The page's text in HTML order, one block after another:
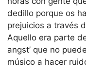
dedillo porque os
prejuicios a través
Aquello era parte
angst’ que no
músico a hacer